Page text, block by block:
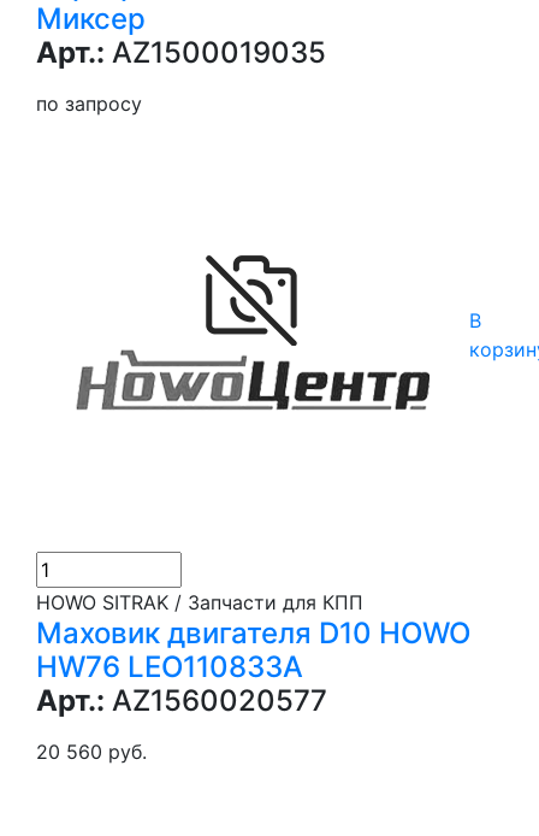
Миксер
Арт.: AZ1500019035
по запросу
В
HOWO SITRAK / Запчасти для КПП
Маховик двигателя D10 HOWO
HW76 LEO110833A
Арт.: AZ1560020577
20 560 руб.